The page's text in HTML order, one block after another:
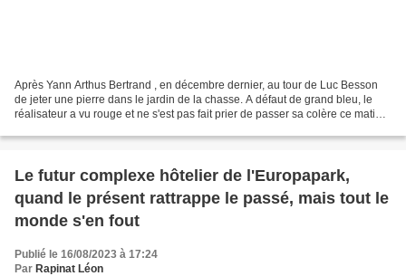
Après Yann Arthus Bertrand , en décembre dernier, au tour de Luc Besson
de jeter une pierre dans le jardin de la chasse. A défaut de grand bleu, le
réalisateur a vu rouge et ne s'est pas fait prier de passer sa colère ce matin
Le futur complexe hôtelier de l'Europapark,
quand le présent rattrappe le passé, mais tout le
monde s'en fout
Publié le 16/08/2023 à 17:24
Par Rapinat Léon